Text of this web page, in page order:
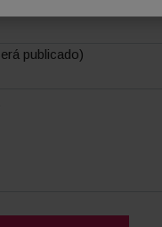
publicado)